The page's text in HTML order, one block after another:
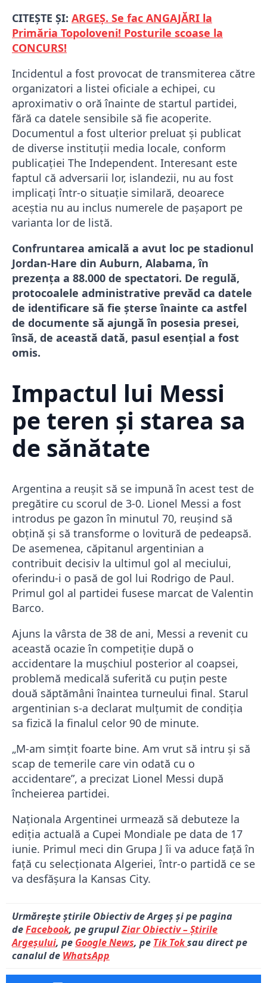
CITEȘTE ȘI: ARGEȘ. Se fac ANGAJĂRI la
Primăria Topoloveni! Posturile scoase la
CONCURS!
Incidentul a fost provocat de transmiterea către
organizatori a listei oficiale a echipei, cu
aproximativ o oră înainte de startul partidei,
fără ca datele sensibile să fie acoperite.
Documentul a fost ulterior preluat și publicat
de diverse instituții media locale, conform
publicației The Independent. Interesant este
faptul că adversarii lor, islandezii, nu au fost
implicați într-o situație similară, deoarece
aceștia nu au inclus numerele de pașaport pe
varianta lor de listă.
Confruntarea amicală a avut loc pe stadionul
Jordan-Hare din Auburn, Alabama, în
prezența a 88.000 de spectatori. De regulă,
protocoalele administrative prevăd ca datele
de identificare să fie șterse înainte ca astfel
de documente să ajungă în posesia presei,
însă, de această dată, pasul esențial a fost
omis.
Impactul lui Messi
pe teren și starea sa
de sănătate
Argentina a reușit să se impună în acest test de
pregătire cu scorul de 3-0. Lionel Messi a fost
introdus pe gazon în minutul 70, reușind să
obțină și să transforme o lovitură de pedeapsă.
De asemenea, căpitanul argentinian a
contribuit decisiv la ultimul gol al meciului,
oferindu-i o pasă de gol lui Rodrigo de Paul.
Primul gol al partidei fusese marcat de Valentin
Barco.
Ajuns la vârsta de 38 de ani, Messi a revenit cu
această ocazie în competiție după o
accidentare la mușchiul posterior al coapsei,
problemă medicală suferită cu puțin peste
două săptămâni înaintea turneului final. Starul
argentinian s-a declarat mulțumit de condiția
sa fizică la finalul celor 90 de minute.
„M-am simțit foarte bine. Am vrut să intru și să
scap de temerile care vin odată cu o
accidentare”, a precizat Lionel Messi după
încheierea partidei.
Naționala Argentinei urmează să debuteze la
ediția actuală a Cupei Mondiale pe data de 17
iunie. Primul meci din Grupa J îi va aduce față în
față cu selecționata Algeriei, într-o partidă ce se
va desfășura la Kansas City.
Urmărește știrile Obiectiv de Argeș și pe pagina
deFacebook, pe grupulZiar Obiectiv – Știrile
Argeșului, pe Google News, pe Tik Toksau direct pe
canalul de WhatsApp